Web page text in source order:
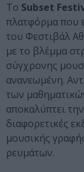
Το Subset
πλατφόρμα που
του Φεστιβάλ
με το βλέμμα
σύγχρονης
ανανεωμένη.
των
αποκαλύπτει
διαφορετικές
μουσικής
ρευμάτων.